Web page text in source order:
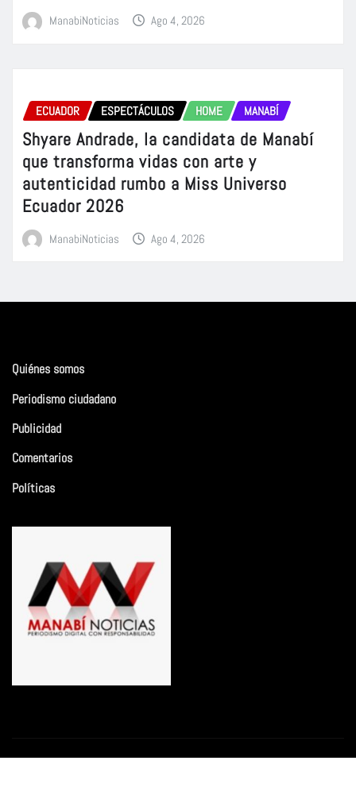
ManabiNoticias Ago 4, 2026
ECUADOR ESPECTÁCULOS HOME MANABÍ
Shyare Andrade, la candidata de Manabí
que transforma vidas con arte y
autenticidad rumbo a Miss Universo
Ecuador 2026
ManabiNoticias Ago 4, 2026
Quiénes somos
Periodismo ciudadano
Publicidad
Comentarios
Políticas